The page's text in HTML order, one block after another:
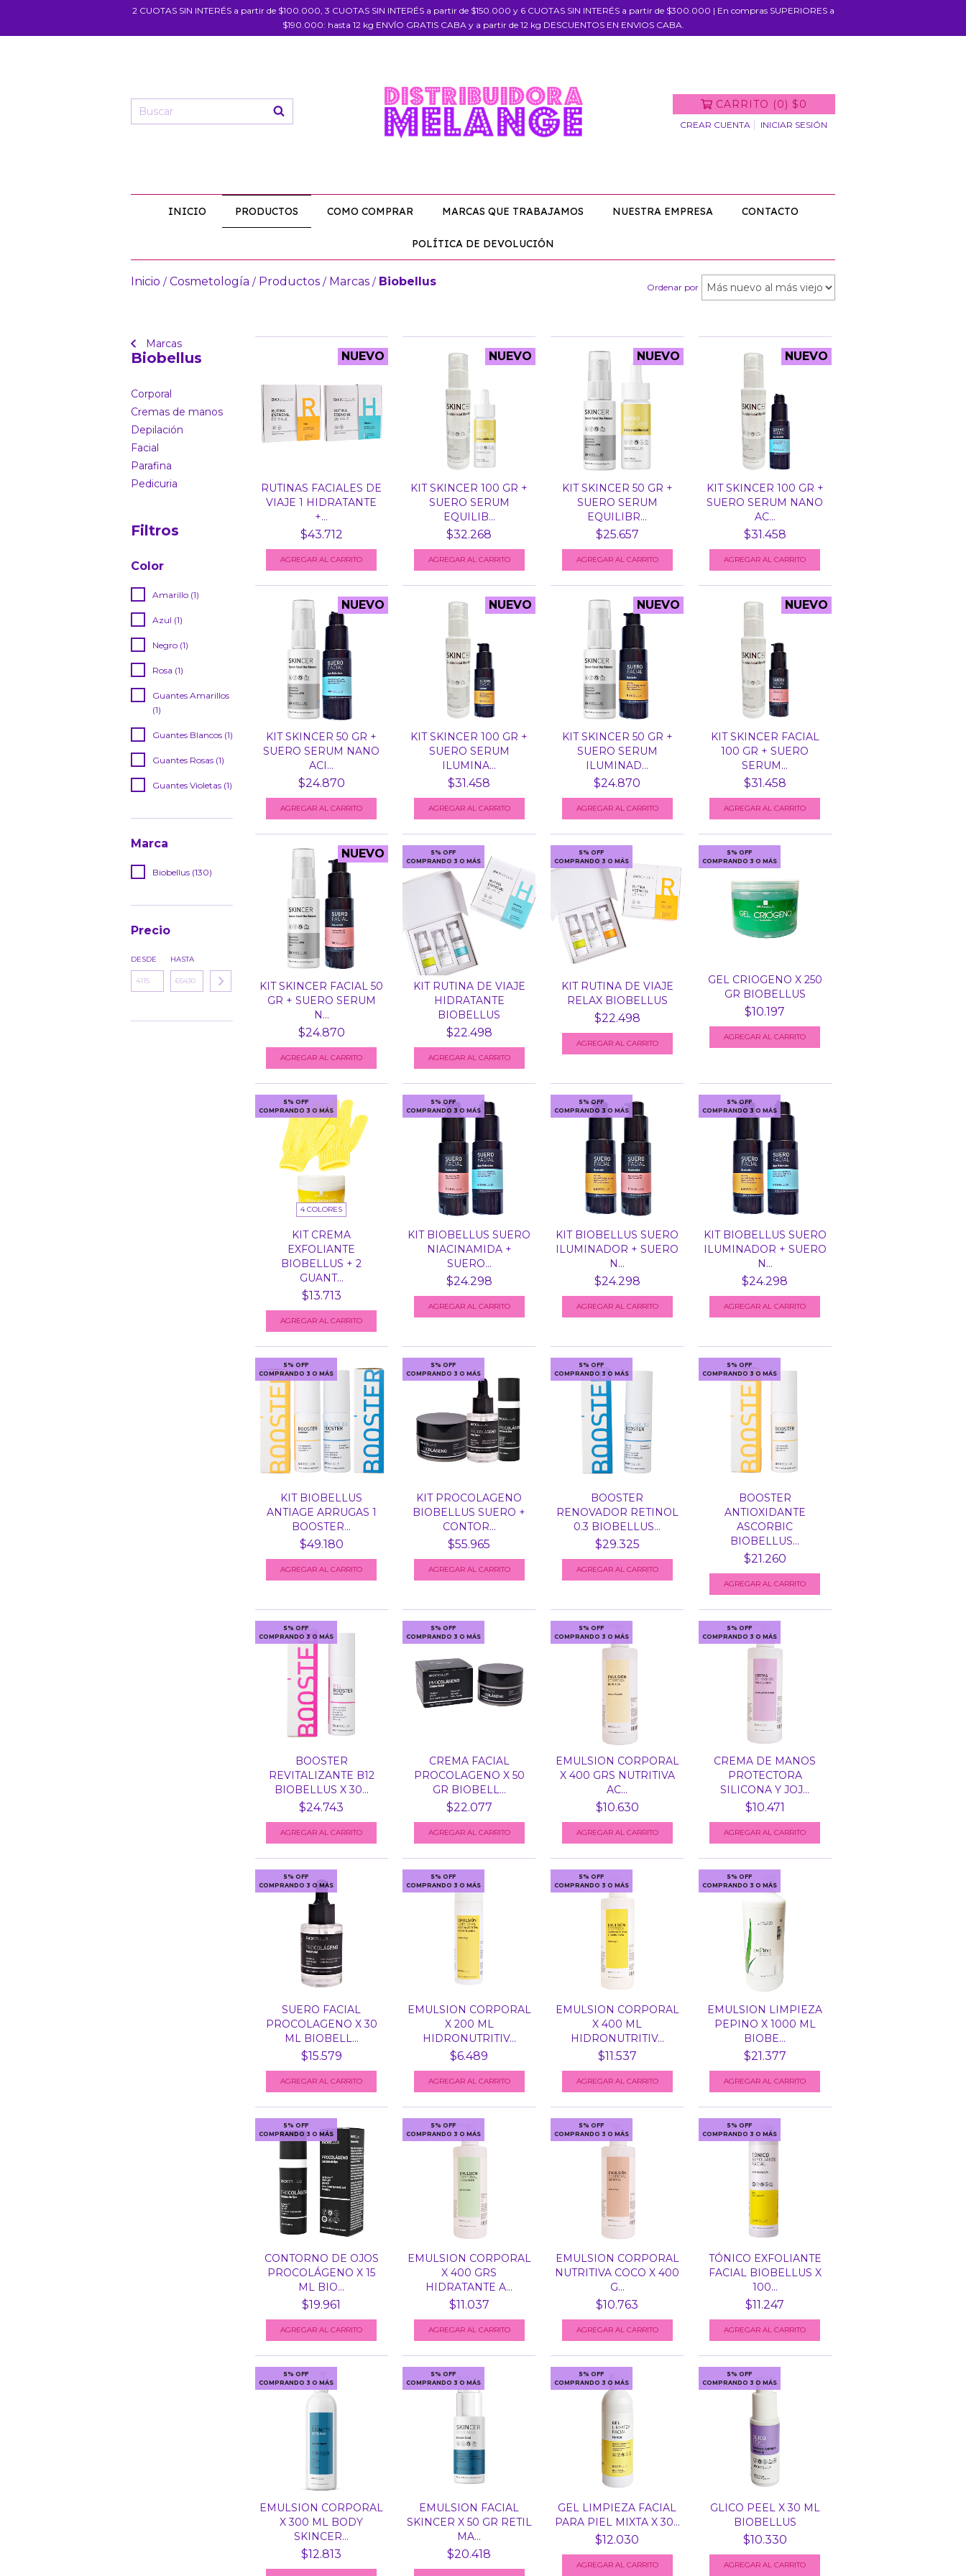
2 CUOTAS SIN INTERÉS a partir de $100.000, 3 CUOTAS SIN INTERÉS a partir de $150.000 y 6 CUOTAS SIN INTERÉS a partir de $300.000 | En compras SUPERIORES a
$190.000: hasta 12 kg ENVÍO GRATIS CABA y a partir de 12 kg DESCUENTOS EN ENVIOS CABA.
CARRITO (0) $0
CREAR CUENTA INICIAR SESIÓN
INICIO PRODUCTOS COMO COMPRAR MARCAS QUE TRABAJAMOS NUESTRA EMPRESA CONTACTO
POLÍTICA DE DEVOLUCIÓN
Inicio / Cosmetología / Productos / Marcas / Biobellus Ordenar por
Marcas
Biobellus
Corporal
Cremas de manos
Depilación
Facial
Parafina
Pedicuria
Filtros
Color
Amarillo (1)
Azul (1)
Negro (1)
Rosa (1)
Guantes Amarillos
(1)
Guantes Blancos (1)
Guantes Rosas (1)
Guantes Violetas (1)
Marca
Biobellus (130)
Precio
DESDE HASTA
NUEVO
RUTINAS FACIALES DE
VIAJE 1 HIDRATANTE
+...
$43.712
NUEVO
KIT SKINCER 100 GR +
SUERO SERUM
EQUILIB...
$32.268
NUEVO
KIT SKINCER 50 GR +
SUERO SERUM
EQUILIBR...
$25.657
NUEVO
KIT SKINCER 100 GR +
SUERO SERUM NANO
AC...
$31.458
NUEVO
KIT SKINCER 50 GR +
SUERO SERUM NANO
ACI...
$24.870
NUEVO
KIT SKINCER 100 GR +
SUERO SERUM
ILUMINA...
$31.458
NUEVO
KIT SKINCER 50 GR +
SUERO SERUM
ILUMINAD...
$24.870
NUEVO
KIT SKINCER FACIAL
100 GR + SUERO
SERUM...
$31.458
NUEVO
KIT SKINCER FACIAL 50
GR + SUERO SERUM
N...
$24.870
5% OFF
COMPRANDO 3 O MÁS
KIT RUTINA DE VIAJE
HIDRATANTE
BIOBELLUS
$22.498
5% OFF
COMPRANDO 3 O MÁS
KIT RUTINA DE VIAJE
RELAX BIOBELLUS
$22.498
5% OFF
COMPRANDO 3 O MÁS
GEL CRIOGENO X 250
GR BIOBELLUS
$10.197
5% OFF
COMPRANDO 3 O MÁS
4 COLORES
KIT CREMA
EXFOLIANTE
BIOBELLUS + 2
GUANT...
$13.713
AGREGAR AL CARRITO
5% OFF
COMPRANDO 3 O MÁS
KIT BIOBELLUS SUERO
NIACINAMIDA +
SUERO...
$24.298
5% OFF
COMPRANDO 3 O MÁS
KIT BIOBELLUS SUERO
ILUMINADOR + SUERO
N...
$24.298
5% OFF
COMPRANDO 3 O MÁS
KIT BIOBELLUS SUERO
ILUMINADOR + SUERO
N...
$24.298
5% OFF
COMPRANDO 3 O MÁS
KIT BIOBELLUS
ANTIAGE ARRUGAS 1
BOOSTER...
$49.180
5% OFF
COMPRANDO 3 O MÁS
KIT PROCOLAGENO
BIOBELLUS SUERO +
CONTOR...
$55.965
5% OFF
COMPRANDO 3 O MÁS
BOOSTER
RENOVADOR RETINOL
0.3 BIOBELLUS...
$29.325
AGREGAR AL CARRITO
5% OFF
COMPRANDO 3 O MÁS
BOOSTER
ANTIOXIDANTE
ASCORBIC
BIOBELLUS...
$21.260
AGREGAR AL CARRITO
5% OFF
COMPRANDO 3 O MÁS
BOOSTER
REVITALIZANTE B12
BIOBELLUS X 30...
$24.743
AGREGAR AL CARRITO
5% OFF
COMPRANDO 3 O MÁS
CREMA FACIAL
PROCOLAGENO X 50
GR BIOBELL...
$22.077
5% OFF
COMPRANDO 3 O MÁS
EMULSION CORPORAL
X 400 GRS NUTRITIVA
AC...
$10.630
5% OFF
COMPRANDO 3 O MÁS
CREMA DE MANOS
PROTECTORA
SILICONA Y JOJ...
$10.471
5% OFF
COMPRANDO 3 O MÁS
SUERO FACIAL
PROCOLAGENO X 30
ML BIOBELL...
$15.579
5% OFF
COMPRANDO 3 O MÁS
EMULSION CORPORAL
X 200 ML
HIDRONUTRITIV...
$6.489
5% OFF
COMPRANDO 3 O MÁS
EMULSION CORPORAL
X 400 ML
HIDRONUTRITIV...
$11.537
5% OFF
COMPRANDO 3 O MÁS
EMULSION LIMPIEZA
PEPINO X 1000 ML
BIOBE...
$21.377
5% OFF
COMPRANDO 3 O MÁS
CONTORNO DE OJOS
PROCOLÁGENO X 15
ML BIO...
$19.961
5% OFF
COMPRANDO 3 O MÁS
EMULSION CORPORAL
X 400 GRS
HIDRATANTE A...
$11.037
5% OFF
COMPRANDO 3 O MÁS
EMULSION CORPORAL
NUTRITIVA COCO X 400
G...
$10.763
5% OFF
COMPRANDO 3 O MÁS
TÓNICO EXFOLIANTE
FACIAL BIOBELLUS X
100...
$11.247
5% OFF
COMPRANDO 3 O MÁS
EMULSION CORPORAL
X 300 ML BODY
SKINCER...
$12.813
5% OFF
COMPRANDO 3 O MÁS
EMULSION FACIAL
SKINCER X 50 GR RETIL
MA...
$20.418
5% OFF
COMPRANDO 3 O MÁS
GEL LIMPIEZA FACIAL
PARA PIEL MIXTA X 30...
$12.030
5% OFF
COMPRANDO 3 O MÁS
GLICO PEEL X 30 ML
BIOBELLUS
$10.330